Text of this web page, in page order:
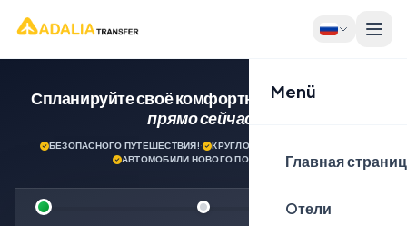
Menü
Главная
Oтели
Спланируйте своё комфортное путешествие
прямо сейчас!
БЕЗОПАСНОГО ПУТЕШЕСТВИЯ!· КРУГЛОСУТОЧНАЯ ПОДДЕРЖКА
АВТОМОБИЛИ НОВОГО ПОКОЛЕНИЯ